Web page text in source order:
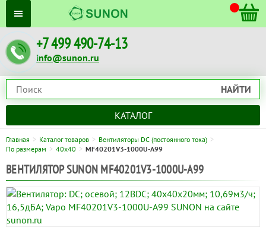
+7 499 490-74-13
info@sunon.ru
НАЙТИ
КАТАЛОГ
Главная Каталог товаров
Вентиляторы DC (постоянного тока)
По размерам
40x40 MF40201V3-1000U-A99
ВЕНТИЛЯТОР SUNON MF40201V3-1000U-A99